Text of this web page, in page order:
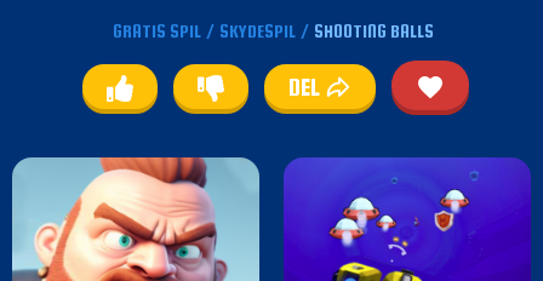
GRATIS SPIL / SKYDESPIL / SHOOTING BALLS
DEL